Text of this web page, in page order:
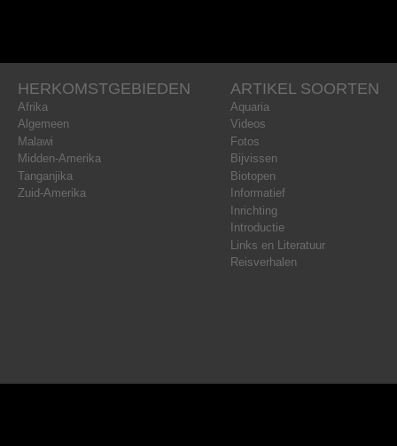
HERKOMSTGEBIEDEN
Afrika
Algemeen
Malawi
Midden-Amerika
Tanganjika
Zuid-Amerika
ARTIKEL SOORTEN
Aquaria
Videos
Fotos
Bijvissen
Biotopen
Informatief
Inrichting
Introductie
Links en Literatuur
Reisverhalen